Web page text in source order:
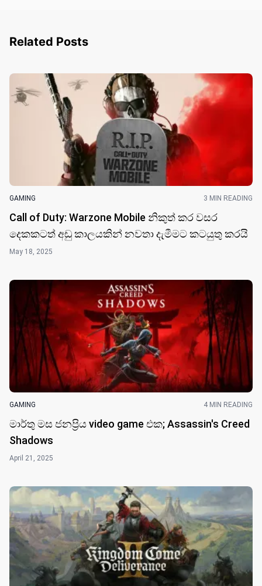
Related Posts
GAMING 3 MIN READING
Call of Duty: Warzone Mobile නිකුත් ක​ර වසර
දෙකකට​ත් අඩු කාලයකින් නවතා දැමීමට කටයුතු කර​යි
May 18, 2025
GAMING 4 MIN READING
මාර්තු මස ජනප්‍රිය video game එක; Assassin's Creed
Shadows
April 21, 2025